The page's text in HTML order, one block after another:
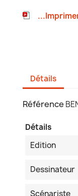
Détails
Référence
Détails
Edition
Dessinateur
Scénariste